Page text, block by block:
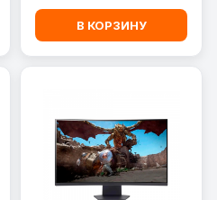
В КОРЗИНУ